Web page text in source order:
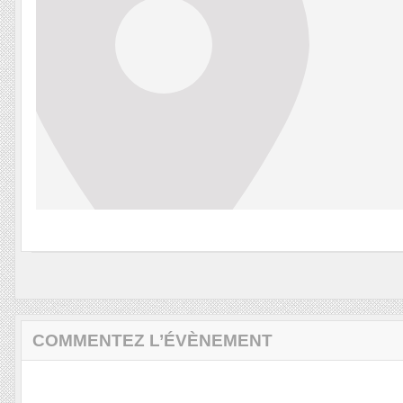
COMMENTEZ L’ÉVÈNEMENT